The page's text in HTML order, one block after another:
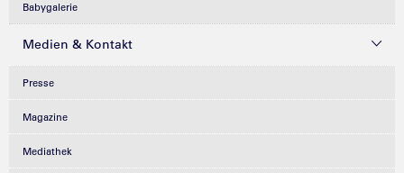
Babygalerie
Medien & Kontakt
Presse
Magazine
Mediathek